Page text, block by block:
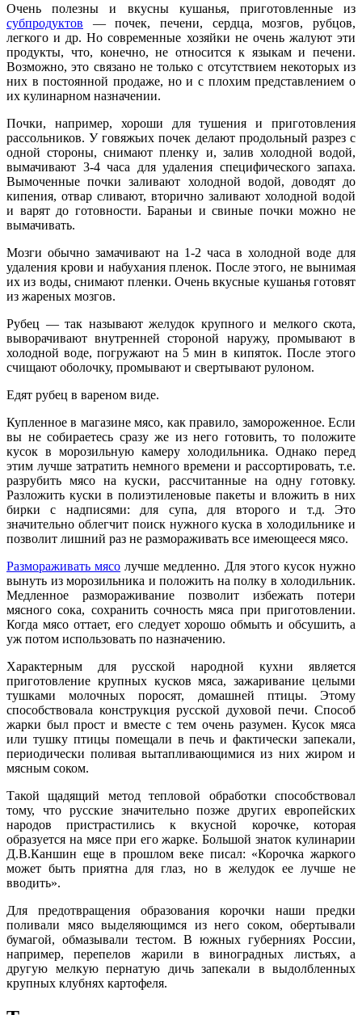
Очень полезны и вкусны кушанья, приготовленные из
субпродуктов — почек, печени, сердца, мозгов, рубцов,
легкого и др. Но современные хозяйки не очень жалуют эти
продукты, что, конечно, не относится к языкам и печени.
Возможно, это связано не только с отсутствием некоторых из
них в постоянной продаже, но и с плохим представлением о
их кулинарном назначении.
Почки, например, хороши для тушения и приготовления
рассольников. У говяжьих почек делают продольный разрез с
одной стороны, снимают пленку и, залив холодной водой,
вымачивают 3-4 часа для удаления специфического запаха.
Вымоченные почки заливают холодной водой, доводят до
кипения, отвар сливают, вторично заливают холодной водой
и варят до готовности. Бараньи и свиные почки можно не
вымачивать.
Мозги обычно замачивают на 1-2 часа в холодной воде для
удаления крови и набухания пленок. После этого, не вынимая
их из воды, снимают пленки. Очень вкусные кушанья готовят
из жареных мозгов.
Рубец — так называют желудок крупного и мелкого скота,
выворачивают внутренней стороной наружу, промывают в
холодной воде, погружают на 5 мин в кипяток. После этого
счищают оболочку, промывают и свертывают рулоном.
Едят рубец в вареном виде.
Купленное в магазине мясо, как правило, замороженное. Если
вы не собираетесь сразу же из него готовить, то положите
кусок в морозильную камеру холодильника. Однако перед
этим лучше затратить немного времени и рассортировать, т.е.
разрубить мясо на куски, рассчитанные на одну готовку.
Разложить куски в полиэтиленовые пакеты и вложить в них
бирки с надписями: для супа, для второго и т.д. Это
значительно облегчит поиск нужного куска в холодильнике и
позволит лишний раз не размораживать все имеющееся мясо.
Размораживать мясо лучше медленно. Для этого кусок нужно
вынуть из морозильника и положить на полку в холодильник.
Медленное размораживание позволит избежать потери
мясного сока, сохранить сочность мяса при приготовлении.
Когда мясо оттает, его следует хорошо обмыть и обсушить, а
уж потом использовать по назначению.
Характерным для русской народной кухни является
приготовление крупных кусков мяса, зажаривание целыми
тушками молочных поросят, домашней птицы. Этому
способствовала конструкция русской духовой печи. Способ
жарки был прост и вместе с тем очень разумен. Кусок мяса
или тушку птицы помещали в печь и фактически запекали,
периодически поливая вытапливающимися из них жиром и
мясным соком.
Такой щадящий метод тепловой обработки способствовал
тому, что русские значительно позже других европейских
народов пристрастились к вкусной корочке, которая
образуется на мясе при его жарке. Большой знаток кулинарии
Д.В.Каншин еще в прошлом веке писал: «Корочка жаркого
может быть приятна для глаз, но в желудок ее лучше не
вводить».
Для предотвращения образования корочки наши предки
поливали мясо выделяющимся из него соком, обертывали
бумагой, обмазывали тестом. В южных губерниях России,
например, перепелов жарили в виноградных листьях, а
другую мелкую пернатую дичь запекали в выдолбленных
крупных клубнях картофеля.